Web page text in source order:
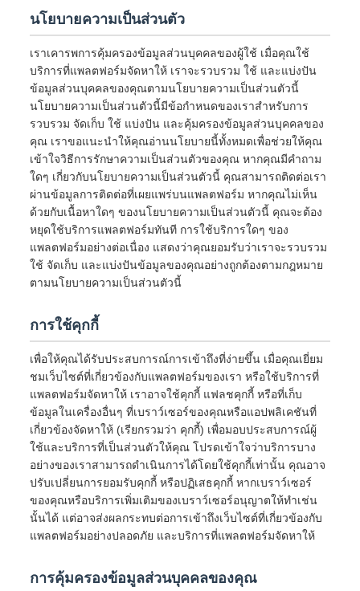
นโยบายความเป็นส่วนตัว
เราเคารพการคุ้มครองข้อมูลส่วนบุคคลของผู้ใช้ เมื่อคุณใช้
บริการที่แพลตฟอร์มจัดหาให้ เราจะรวบรวม ใช้ และแบ่งปัน
ข้อมูลส่วนบุคคลของคุณตามนโยบายความเป็นส่วนตัวนี้
นโยบายความเป็นส่วนตัวนี้มีข้อกำหนดของเราสำหรับการ
รวบรวม จัดเก็บ ใช้ แบ่งปัน และคุ้มครองข้อมูลส่วนบุคคลของ
คุณ เราขอแนะนำให้คุณอ่านนโยบายนี้ทั้งหมดเพื่อช่วยให้คุณ
เข้าใจวิธีการรักษาความเป็นส่วนตัวของคุณ หากคุณมีคำถาม
ใดๆ เกี่ยวกับนโยบายความเป็นส่วนตัวนี้ คุณสามารถติดต่อเรา
ผ่านข้อมูลการติดต่อที่เผยแพร่บนแพลตฟอร์ม หากคุณไม่เห็น
ด้วยกับเนื้อหาใดๆ ของนโยบายความเป็นส่วนตัวนี้ คุณจะต้อง
หยุดใช้บริการแพลตฟอร์มทันที การใช้บริการใดๆ ของ
แพลตฟอร์มอย่างต่อเนื่อง แสดงว่าคุณยอมรับว่าเราจะรวบรวม
ใช้ จัดเก็บ และแบ่งปันข้อมูลของคุณอย่างถูกต้องตามกฎหมาย
ตามนโยบายความเป็นส่วนตัวนี้
การใช้คุกกี้
เพื่อให้คุณได้รับประสบการณ์การเข้าถึงที่ง่ายขึ้น เมื่อคุณเยี่ยม
ชมเว็บไซต์ที่เกี่ยวข้องกับแพลตฟอร์มของเรา หรือใช้บริการที่
แพลตฟอร์มจัดหาให้ เราอาจใช้คุกกี้ แฟลชคุกกี้ หรือที่เก็บ
ข้อมูลในเครื่องอื่นๆ ที่เบราว์เซอร์ของคุณหรือแอปพลิเคชันที่
เกี่ยวข้องจัดหาให้ (เรียกรวมว่า คุกกี้) เพื่อมอบประสบการณ์ผู้
ใช้และบริการที่เป็นส่วนตัวให้คุณ โปรดเข้าใจว่าบริการบาง
อย่างของเราสามารถดำเนินการได้โดยใช้คุกกี้เท่านั้น คุณอาจ
ปรับเปลี่ยนการยอมรับคุกกี้ หรือปฏิเสธคุกกี้ หากเบราว์เซอร์
ของคุณหรือบริการเพิ่มเติมของเบราว์เซอร์อนุญาตให้ทำเช่น
นั้นได้ แต่อาจส่งผลกระทบต่อการเข้าถึงเว็บไซต์ที่เกี่ยวข้องกับ
แพลตฟอร์มอย่างปลอดภัย และบริการที่แพลตฟอร์มจัดหาให้
การคุ้มครองข้อมูลส่วนบุคคลของคุณ